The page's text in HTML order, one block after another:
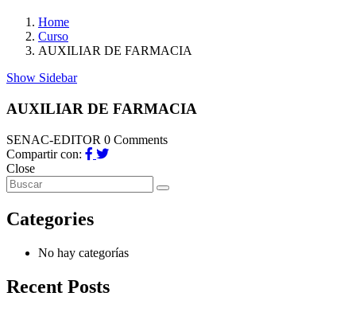
Home
Curso
AUXILIAR DE FARMACIA
Show Sidebar
AUXILIAR DE FARMACIA
SENAC-EDITOR 0 Comments
Compartir con:
Close
Categories
No hay categorías
Recent Posts